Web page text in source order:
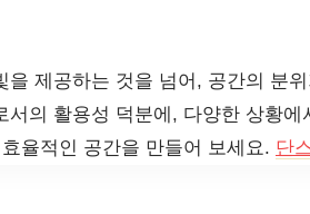
을 제공하는 것을 넘어, 공간의 분
서의 활용성 덕분에, 다양한 상황
율적인 공간을 만들어 보세요. 단